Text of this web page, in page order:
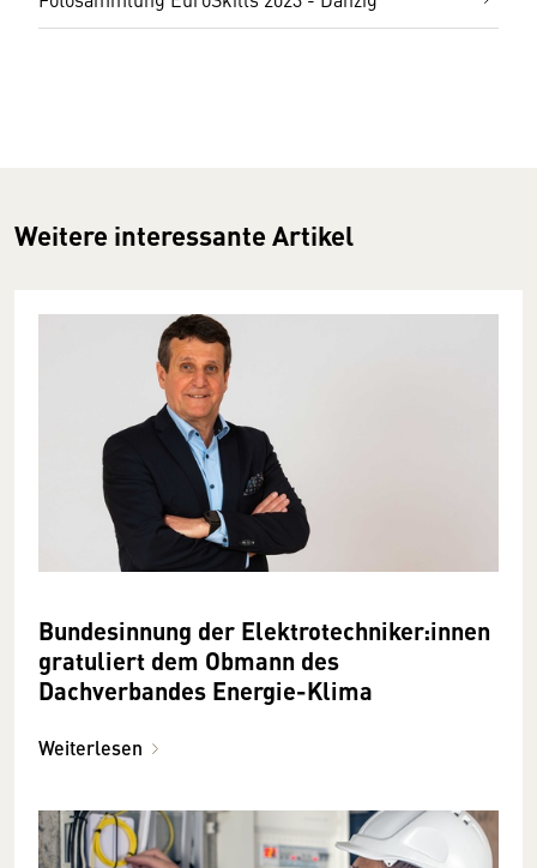
Weitere interessante Artikel
Bundesinnung der Elektro­­­­­techniker:innen
gratuliert dem Obmann des
Dachverbandes Energie-Klima
Weiterlesen